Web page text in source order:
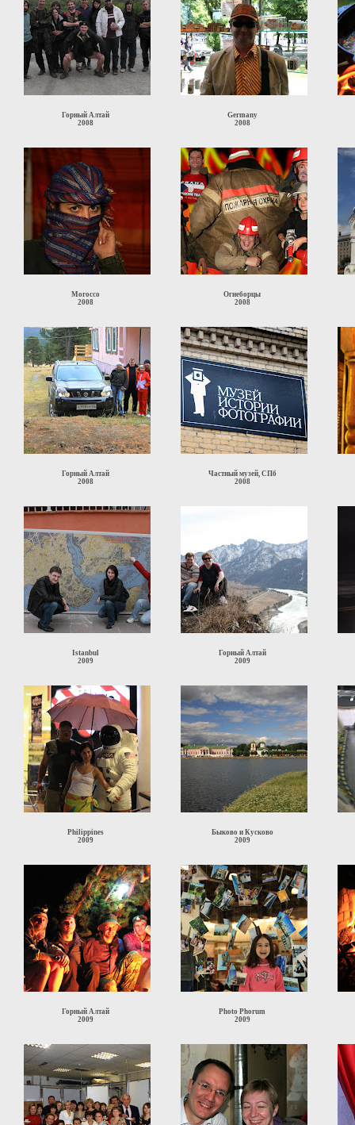
Горный Алтай
2008
Germany
2008
Morocco
2008
Огнеборцы
2008
Горный Алтай
2008
Частный музей, СПб
2008
Istanbul
2009
Горный Алтай
2009
Philippines
2009
Быково и Кусково
2009
Горный Алтай
2009
Photo Phorum
2009